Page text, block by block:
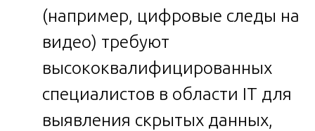
(например, цифровые следы на
видео) требуют
высококвалифицированных
специалистов в области IT для
выявления скрытых данных,